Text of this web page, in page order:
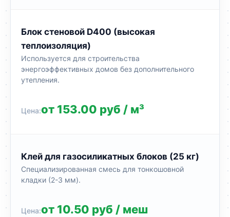
Блок стеновой D400 (высокая
теплоизоляция)
Используется для строительства
энергоэффективных домов без дополнительного
утепления.
от 153.00 руб / м³
Клей для газосиликатных блоков (25 кг)
Специализированная смесь для тонкошовной
кладки (2-3 мм).
от 10.50 руб / меш